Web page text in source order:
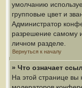
умолчанию
групповые цвет и
Администратор
разрешение самому
личном разделе.
Вернуться к началу
» Что означает
На этой странице вы